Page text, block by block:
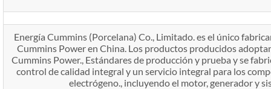
Energía Cummins (Porcelana) Co., Limitado. es el único
Cummins Power en China. Los productos producidos
Cummins Power., Estándares de producción y prueba y se
control de calidad integral y un servicio integral para los
electrógeno., incluyendo el motor, generador y